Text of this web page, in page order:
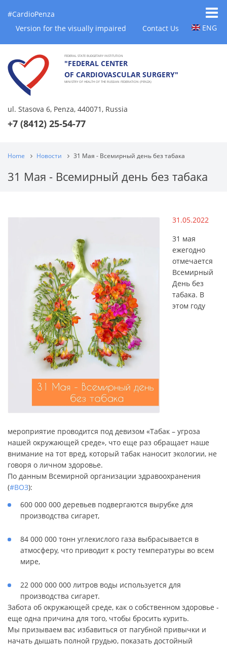
#CardioPenza
Version for the visually impaired
Contact Us ENG
FEDERAL STATE BUDGETARY INSTITUTION
"FEDERAL CENTER
OF CARDIOVASCULAR SURGERY"
MINISTRY OF HEALTH OF THE RUSSIAN FEDERATION (PENZA)
ul. Stasova 6, Penza, 440071, Russia
+7 (8412) 25-54-77
Home Новости 31 Мая - Всемирный день без табака
31 Мая - Всемирный день без табака
31.05.2022
31 мая
ежегодно
отмечается
Всемирный
День без
табака. В
этом году
мероприятие проводится под девизом «Табак – угроза
нашей окружающей среде», что еще раз обращает наше
внимание на тот вред, который табак наносит экологии, не
говоря о личном здоровье.
По данным Всемирной организации здравоохранения
(#ВОЗ):
600 000 000 деревьев подвергаются вырубке для
производства сигарет,
84 000 000 тонн углекислого газа выбрасывается в
атмосферу, что приводит к росту температуры во всем
мире,
22 000 000 000 литров воды используется для
производства сигарет.
Забота об окружающей среде, как о собственном здоровье -
еще одна причина для того, чтобы бросить курить.
Мы призываем вас избавиться от пагубной привычки и
начать дышать полной грудью, показать достойный